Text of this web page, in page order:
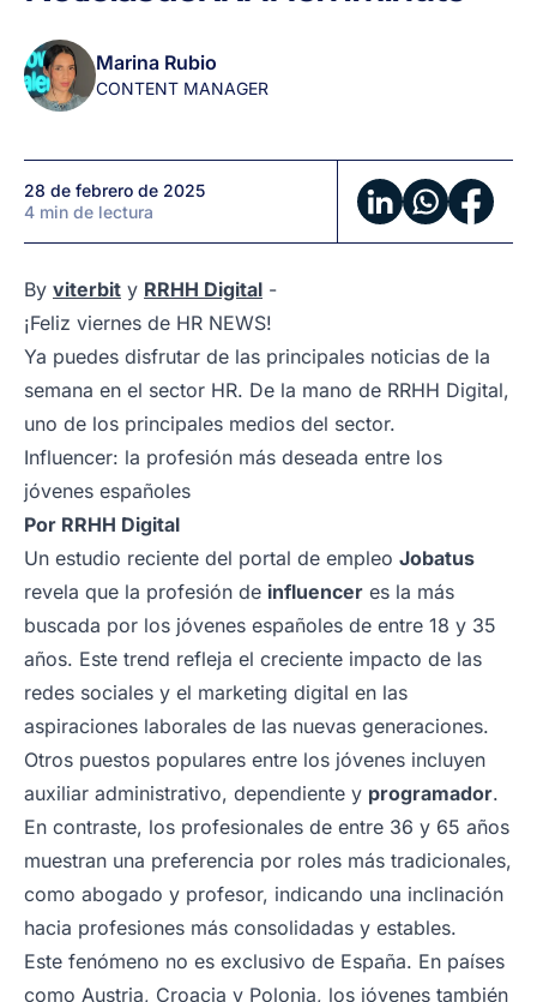
febrero:
Noticias
de
en
1
minuto
Marina Rubio
CONTENT MANAGER
28 de febrero de 2025
4 min de lectura
By viterbit y RRHH Digital -
¡Feliz viernes de HR NEWS!
Ya puedes disfrutar de las principales noticias de la
semana en el sector HR. De la mano de RRHH Digital,
uno de los principales medios del sector.
Influencer: la profesión más deseada entre los
jóvenes españoles
Por RRHH Digital
Un estudio reciente del portal de empleo Jobatus
revela que la profesión de influencer es la más
buscada por los jóvenes españoles de entre 18 y 35
años. Este trend refleja el creciente impacto de las
redes sociales y el marketing digital en las
aspiraciones laborales de las nuevas generaciones.
Otros puestos populares entre los jóvenes incluyen
auxiliar administrativo, dependiente y programador.
En contraste, los profesionales de entre 36 y 65 años
muestran una preferencia por roles más tradicionales,
como abogado y profesor, indicando una inclinación
hacia profesiones más consolidadas y estables.
Este fenómeno no es exclusivo de España. En países
como Austria, Croacia y Polonia, los jóvenes también